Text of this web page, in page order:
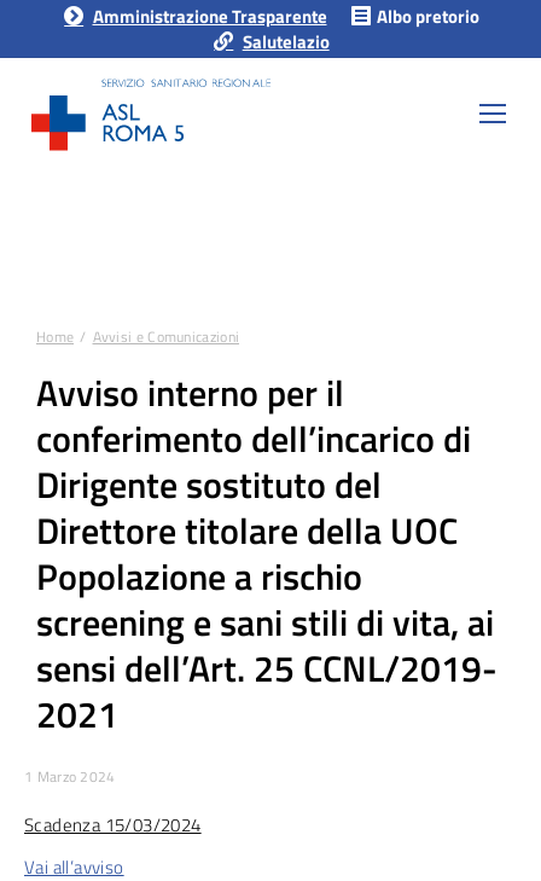
Amministrazione Trasparente
Albo pretorio
Salutelazio
Tu sei qui:
Home Avvisi e Comunicazioni
Avviso interno per il
conferimento dell’incarico di
Dirigente sostituto del
Direttore titolare della UOC
Popolazione a rischio
screening e sani stili di vita, ai
sensi dell’Art. 25 CCNL/2019-
2021
1 Marzo 2024
Scadenza 15/03/2024
Vai all’avviso